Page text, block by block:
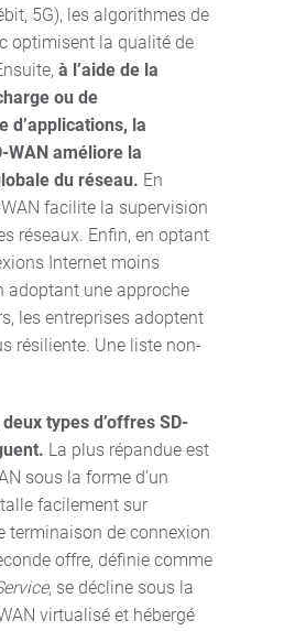
5G), les algorithmes de
optimisent la qualité de
à l’aide de la
ou de
d’applications, la
WAN améliore la
du réseau. En
facilite la supervision
réseaux. Enfin, en optant
Internet moins
adoptant une approche
les entreprises adoptent
résiliente. Une liste non-
types d’offres SD-
La plus répandue est
sous la forme d’un
facilement sur
terminaison de connexion
offre, définie comme
, se décline sous la
virtualisé et hébergé